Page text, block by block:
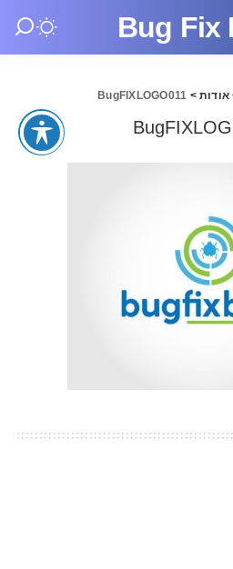
Bug Fix
אודות>
BugFIXLOGO011